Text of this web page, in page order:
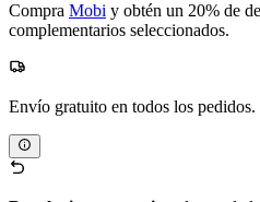
Compra Mobi y obtén un 20% de
complementarios seleccionados.
Envío gratuito en todos los pedidos.